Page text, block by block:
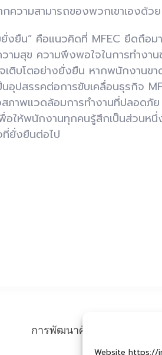
Website https://
ความสามารถของพวกเขาเองด้วย
งยืน” คือแนวคิดที่ MFEC ยึดถือม
ามสุข ความพึงพอใจในการทำงา
เติบโตอย่างยั่งยืน หากพนักงานข
อุปสรรคต่อการขับเคลื่อนธุรกิจ
ภาพแวดล้อมการทำงานที่ปลอดภัย
ให้พนักงานทุกคนรู้สึกเป็นส่วนห
ที่ยั่งยืนต่อไป
การพัฒนาศักยภาพของพนัก